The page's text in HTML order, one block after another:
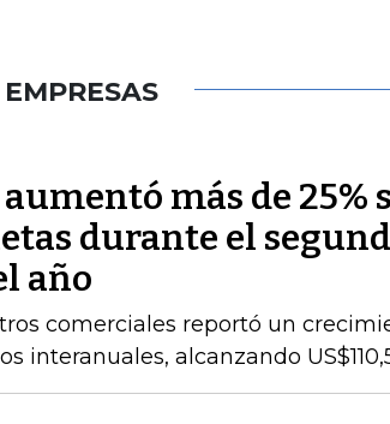
más de 25%
durante el
año
comerciales reportó un
interanuales, alcanzando